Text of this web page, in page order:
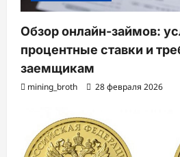
Обзор онлайн-займов:
процентные ставки и
заемщикам
mining_broth 28 февраля 2026